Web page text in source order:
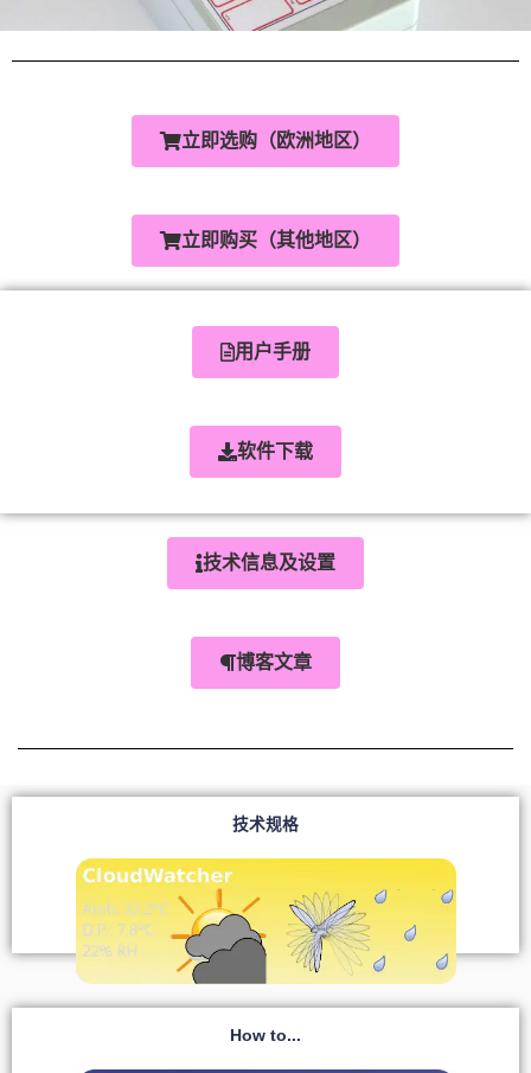
立即选购（欧洲地区）
立即购买（其他地区）
用户手册
软件下载
技术信息及设置
博客文章
技术规格
How to...